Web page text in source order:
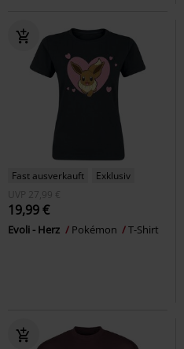
Fast ausverkauft
Exklusiv
UVP
27,99 €
19,99 €
Evoli - Herz Pokémon T-Shirt